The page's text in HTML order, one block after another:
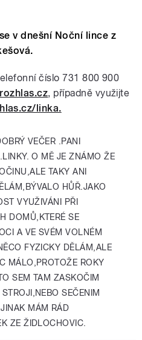
v dnešní Noční lince z
číslo 731 800 900
, případně využijte
linka.
VEČER .PANI
O MĚ JE ZNÁMO ŽE
TAKY ANI
HŮŘ.JAKO
VYUŽIVÁNI PŘI
DOMŮ,KTERÉ SE
A VE SVÉM VOLNÉM
FYZICKY DĚLÁM,ALE
MÁLO,PROTOŽE ROKY
SEM TAM ZASKOČIM
SEČENIM
MÁM RÁD
ZE ŽIDLOCHOVIC.